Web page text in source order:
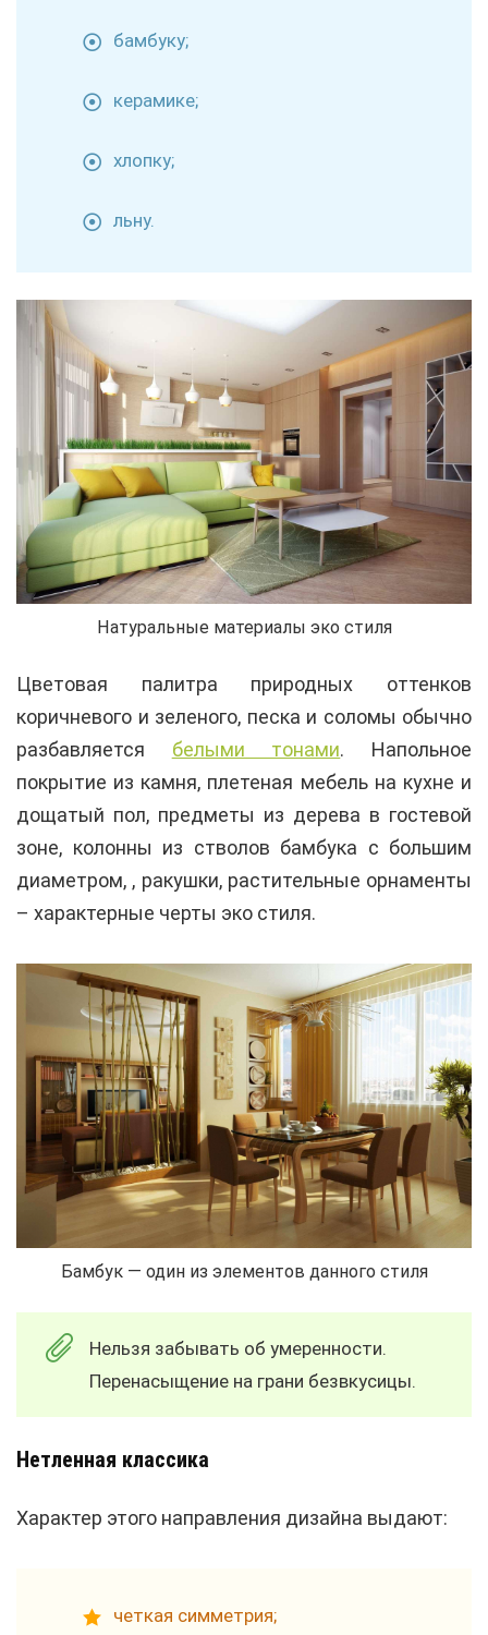
бамбуку;
керамике;
хлопку;
льну.
Натуральные материалы эко стиля
Цветовая палитра природных оттенков
коричневого и зеленого, песка и соломы обычно
разбавляется белыми тонами. Напольное
покрытие из камня, плетеная мебель на кухне и
дощатый пол, предметы из дерева в гостевой
зоне, колонны из стволов бамбука с большим
диаметром, , ракушки, растительные орнаменты
– характерные черты эко стиля.
Бамбук — один из элементов данного стиля
Нельзя забывать об умеренности.
Перенасыщение на грани безвкусицы.
Нетленная классика
Характер этого направления дизайна выдают:
четкая симметрия;